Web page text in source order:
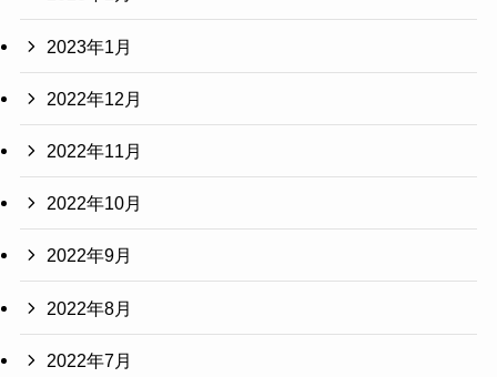
2023年1月
2022年12月
2022年11月
2022年10月
2022年9月
2022年8月
2022年7月